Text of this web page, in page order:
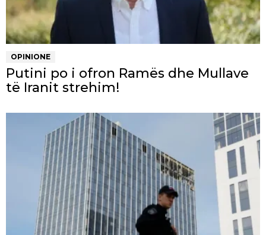
OPINIONE
Putini po i ofron Ramës dhe Mullave
të Iranit strehim!